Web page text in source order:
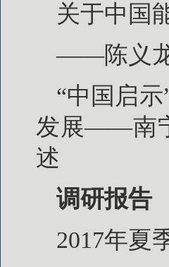
关于中国
——陈义
“中国启
发展——南
述
调研报告
2017年夏